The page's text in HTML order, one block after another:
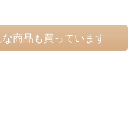
商品も買っています